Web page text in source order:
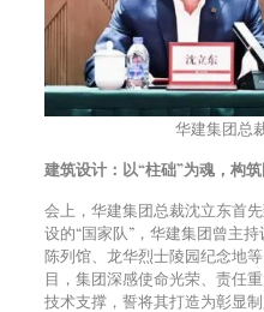
华建集团总
建筑设计：以“柱础”为魂，构
会上，华建集团总裁沈立东首
设的“国家队”，华建集团曾主
陈列馆、龙华烈士陵园纪念地
目，集团深感使命光荣、责任
技术支撑，誓将其打造为彰显